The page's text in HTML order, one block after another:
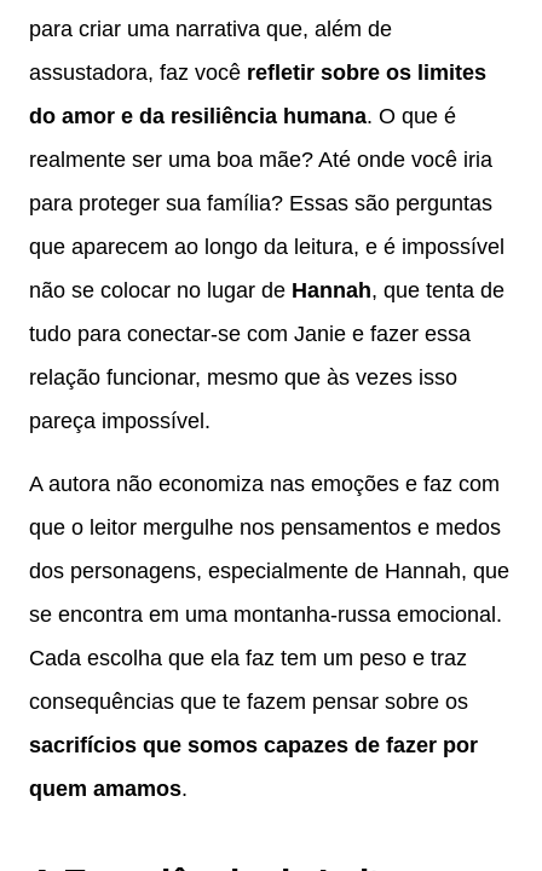
para criar uma narrativa que, além de
assustadora, faz você refletir sobre os limites
do amor e da resiliência humana. O que é
realmente ser uma boa mãe? Até onde você iria
para proteger sua família? Essas são perguntas
que aparecem ao longo da leitura, e é impossível
não se colocar no lugar de Hannah, que tenta de
tudo para conectar-se com Janie e fazer essa
relação funcionar, mesmo que às vezes isso
pareça impossível.
A autora não economiza nas emoções e faz com
que o leitor mergulhe nos pensamentos e medos
dos personagens, especialmente de Hannah, que
se encontra em uma montanha-russa emocional.
Cada escolha que ela faz tem um peso e traz
consequências que te fazem pensar sobre os
sacrifícios que somos capazes de fazer por
quem amamos.